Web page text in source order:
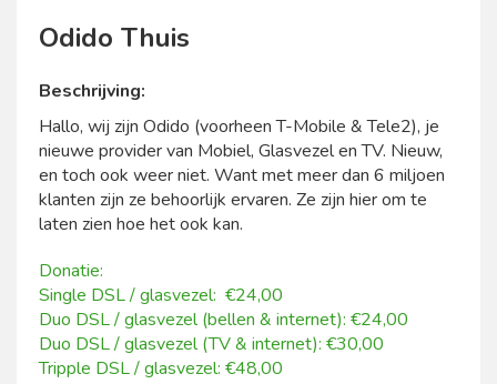
Odido Thuis
Beschrijving:
Hallo, wij zijn Odido (voorheen T-Mobile & Tele2), je
nieuwe provider van Mobiel, Glasvezel en TV. Nieuw,
en toch ook weer niet. Want met meer dan 6 miljoen
klanten zijn ze behoorlijk ervaren. Ze zijn hier om te
laten zien hoe het ook kan.
Donatie:
Single DSL / glasvezel: €24,00
Duo DSL / glasvezel (bellen & internet): €24,00
Duo DSL / glasvezel (TV & internet): €30,00
Tripple DSL / glasvezel: €48,00